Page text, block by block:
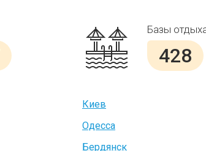
Базы
428
Киев
Одесса
Бердянск